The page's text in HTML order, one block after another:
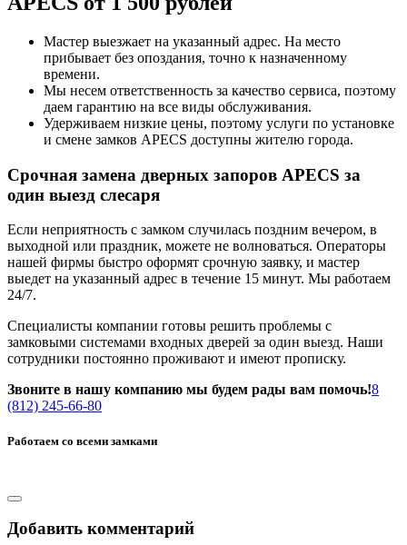
Мастер выезжает на указанный адрес. На место
прибывает без опоздания, точно к назначенному
времени.
Мы несем ответственность за качество сервиса, поэтому
даем гарантию на все виды обслуживания.
Удерживаем низкие цены, поэтому услуги по установке
и смене замков APECS доступны жителю города.
Срочная замена дверных запоров APECS за
один выезд слесаря
Если неприятность с замком случилась поздним вечером, в
выходной или праздник, можете не волноваться. Операторы
нашей фирмы быстро оформят срочную заявку, и мастер
выедет на указанный адрес в течение 15 минут. Мы работаем
24/7.
Специалисты компании готовы решить проблемы с
замковыми системами входных дверей за один выезд. Наши
сотрудники постоянно проживают и имеют прописку.
Звоните в нашу компанию мы будем рады вам помочь!8
(812) 245-66-80
Работаем со всеми замками
Добавить комментарий